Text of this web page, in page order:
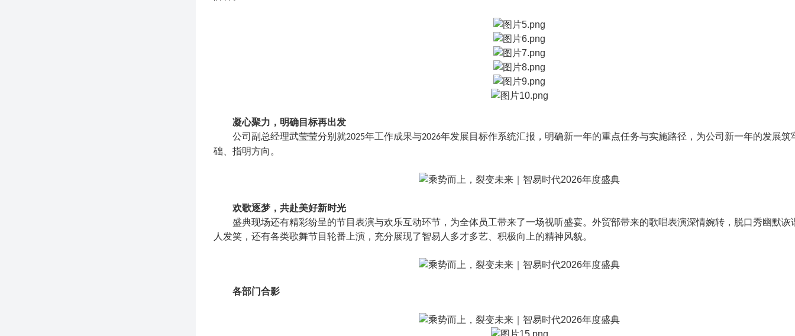
凝心聚力，明确目标再出发
公司副总经理武莹莹分别就2025年工作成果与2026年发展目标作系统汇报，明确新一年的重点任务与实施路径，为公司新一年的发展筑
础、指明方向。
欢歌逐梦，共赴美好新时光
盛典现场还有精彩纷呈的节目表演与欢乐互动环节，为全体员工带来了一场视听盛宴。外贸部带来的歌唱表演深情婉转，脱口秀幽默诙
人发笑，还有各类歌舞节目轮番上演，充分展现了智易人多才多艺、积极向上的精神风貌。
各部门合影